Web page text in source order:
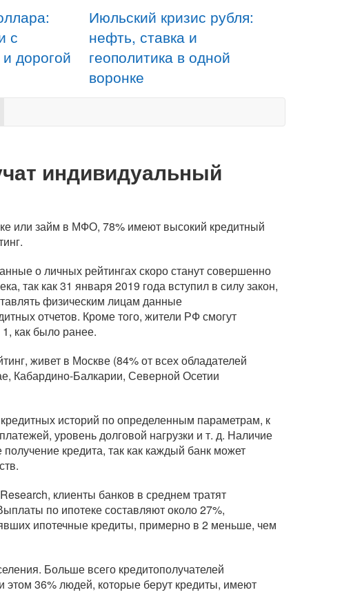
с
дорогой
Июльский кризис рубля:
нефть, ставка и
геополитика в одной
воронке
индивидуальный
или займ в МФО, 78% имеют высокий кредитный
о личных рейтингах скоро станут совершенно
так как 31 января 2019 года вступил в силу закон,
физическим лицам данные
отчетов. Кроме того, жители РФ смогут
как было ранее.
живет в Москве (84% от всех обладателей
Кабардино-Балкарии, Северной Осетии
историй по определенным параметрам, к
уровень долговой нагрузки и т. д. Наличие
получение кредита, так как каждый банк может
клиенты банков в среднем тратят
по ипотеке составляют около 27%,
ипотечные кредиты, примерно в 2 меньше, чем
Больше всего кредитополучателей
36% людей, которые берут кредиты, имеют